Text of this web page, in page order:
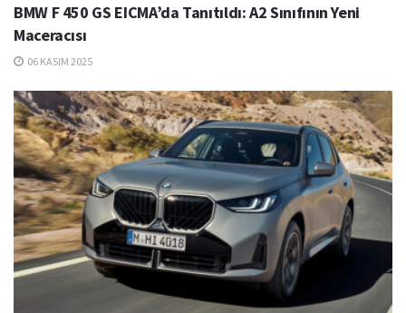
BMW F 450 GS EICMA’da Tanıtıldı: A2 Sınıfının Yeni
Maceracısı
06 KASIM 2025